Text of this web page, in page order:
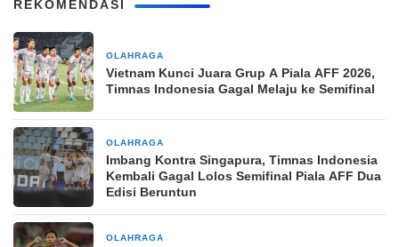
REKOMENDASI
OLAHRAGA
Vietnam Kunci Juara Grup A Piala AFF 2026,
Timnas Indonesia Gagal Melaju ke Semifinal
OLAHRAGA
Imbang Kontra Singapura, Timnas Indonesia
Kembali Gagal Lolos Semifinal Piala AFF Dua
Edisi Beruntun
OLAHRAGA